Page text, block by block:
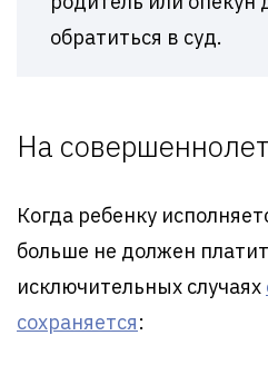
обратиться в суд.
На
Когда ребенку
больше не должен
исключительных случаях
сохраняется: